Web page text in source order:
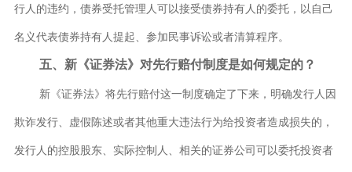
行人的违约，债券受托管理人可以接受债券持有人的委托，以自己
名义代表债券持有人提起、参加民事诉讼或者清算程序。
五、新《证券法》对先行赔付制度是如何规定的？
新《证券法》将先行赔付这一制度确定了下来，明确发行人因
欺诈发行、虚假陈述或者其他重大违法行为给投资者造成损失的，
发行人的控股股东、实际控制人、相关的证券公司可以委托投资者